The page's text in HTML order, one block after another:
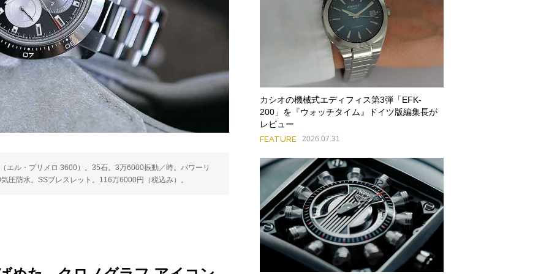
エル・プリメロ 3600）。35石。3万6000振動／時。パワーリ
圧防水。SSブレスレット。116万6000円（税込み）。
カシオの機械式エディフィス第3弾「EFK-
200」を『ウォッチタイム』ドイツ版編集長が
レビュー
FEATURE 2026.07.31